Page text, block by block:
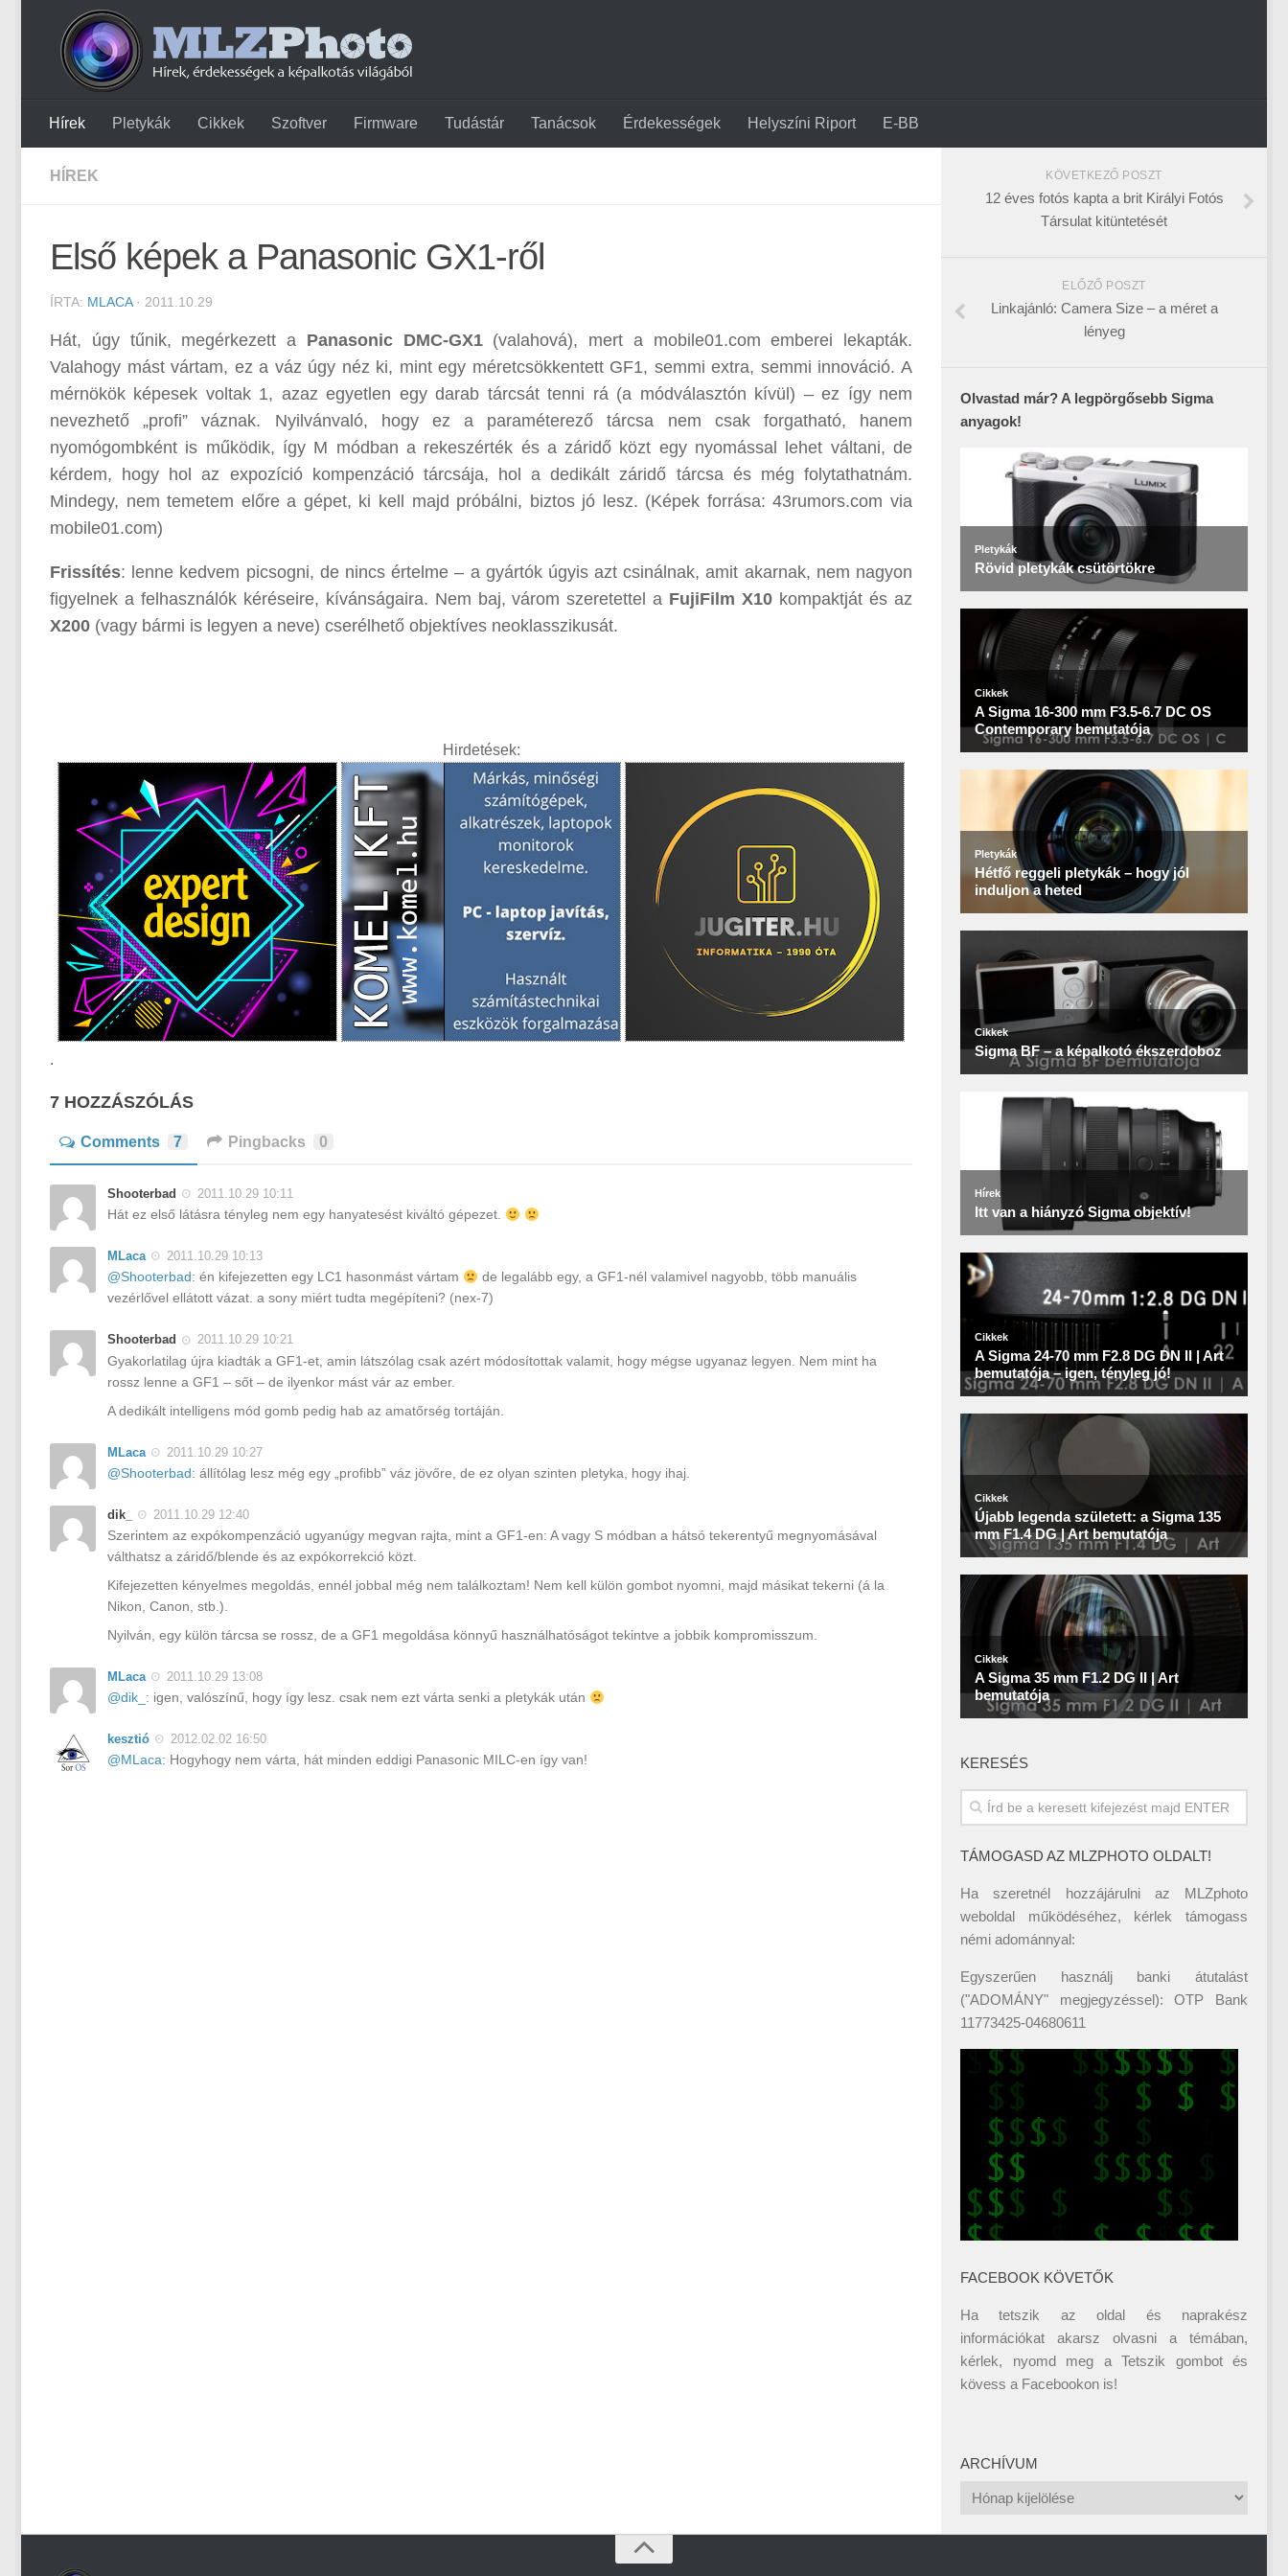
Hírek Pletykák Cikkek Szoftver Firmware Tudástár Tanácsok Érdekességek Helyszíni Riport E-BB
HÍREK
Első képek a Panasonic GX1-ről
ÍRTA: MLACA· 2011.10.29
Hát, úgy tűnik, megérkezett a Panasonic DMC-GX1 (valahová), mert a mobile01.com emberei lekapták.
Valahogy mást vártam, ez a váz úgy néz ki, mint egy méretcsökkentett GF1, semmi extra, semmi innováció. A
mérnökök képesek voltak 1, azaz egyetlen egy darab tárcsát tenni rá (a módválasztón kívül) – ez így nem
nevezhető „profi” váznak. Nyilvánvaló, hogy ez a paraméterező tárcsa nem csak forgatható, hanem
nyomógombként is működik, így M módban a rekeszérték és a záridő közt egy nyomással lehet váltani, de
kérdem, hogy hol az expozíció kompenzáció tárcsája, hol a dedikált záridő tárcsa és még folytathatnám.
Mindegy, nem temetem előre a gépet, ki kell majd próbálni, biztos jó lesz. (Képek forrása: 43rumors.com via
mobile01.com)
Frissítés: lenne kedvem picsogni, de nincs értelme – a gyártók úgyis azt csinálnak, amit akarnak, nem nagyon
figyelnek a felhasználók kéréseire, kívánságaira. Nem baj, várom szeretettel a FujiFilm X10 kompaktját és az
X200 (vagy bármi is legyen a neve) cserélhető objektíves neoklasszikusát.
Hirdetések:
.
7 HOZZÁSZÓLÁS
Comments 7 Pingbacks 0
Shooterbad 2011.10.29 10:11
Hát ez első látásra tényleg nem egy hanyatesést kiváltó gépezet.
MLaca 2011.10.29 10:13
@Shooterbad: én kifejezetten egy LC1 hasonmást vártam
de legalább egy, a GF1-nél valamivel nagyobb, több manuális
vezérlővel ellátott vázat. a sony miért tudta megépíteni? (nex-7)
Shooterbad 2011.10.29 10:21
Gyakorlatilag újra kiadták a GF1-et, amin látszólag csak azért módosítottak valamit, hogy mégse ugyanaz legyen. Nem mint ha
rossz lenne a GF1 – sőt – de ilyenkor mást vár az ember.
A dedikált intelligens mód gomb pedig hab az amatőrség tortáján.
MLaca 2011.10.29 10:27
@Shooterbad: állítólag lesz még egy „profibb” váz jövőre, de ez olyan szinten pletyka, hogy ihaj.
dik_ 2011.10.29 12:40
Szerintem az expókompenzáció ugyanúgy megvan rajta, mint a GF1-en: A vagy S módban a hátsó tekerentyű megnyomásával
válthatsz a záridő/blende és az expókorrekció közt.
Kifejezetten kényelmes megoldás, ennél jobbal még nem találkoztam! Nem kell külön gombot nyomni, majd másikat tekerni (á la
Nikon, Canon, stb.).
Nyilván, egy külön tárcsa se rossz, de a GF1 megoldása könnyű használhatóságot tekintve a jobbik kompromisszum.
MLaca 2011.10.29 13:08
@dik_ : igen, valószínű, hogy így lesz. csak nem ezt várta senki a pletykák után
kesztió 2012.02.02 16:50
@MLaca: Hogyhogy nem várta, hát minden eddigi Panasonic MILC-en így van!
KÖVETKEZŐ POSZT
12 éves fotós kapta a brit Királyi Fotós
Társulat kitüntetését
ELŐZŐ POSZT
Linkajánló: Camera Size – a méret a
lényeg
Olvastad már? A legpörgősebb Sigma
anyagok!
KERESÉS
TÁMOGASD AZ MLZPHOTO OLDALT!
Ha szeretnél hozzájárulni az MLZphoto
weboldal működéséhez, kérlek támogass
némi adománnyal:
Egyszerűen használj banki átutalást
("ADOMÁNY" megjegyzéssel): OTP Bank
11773425-04680611
FACEBOOK KÖVETŐK
Ha tetszik az oldal és naprakész
információkat akarsz olvasni a témában,
kérlek, nyomd meg a Tetszik gombot és
kövess a Facebookon is!
ARCHÍVUM
Archívum